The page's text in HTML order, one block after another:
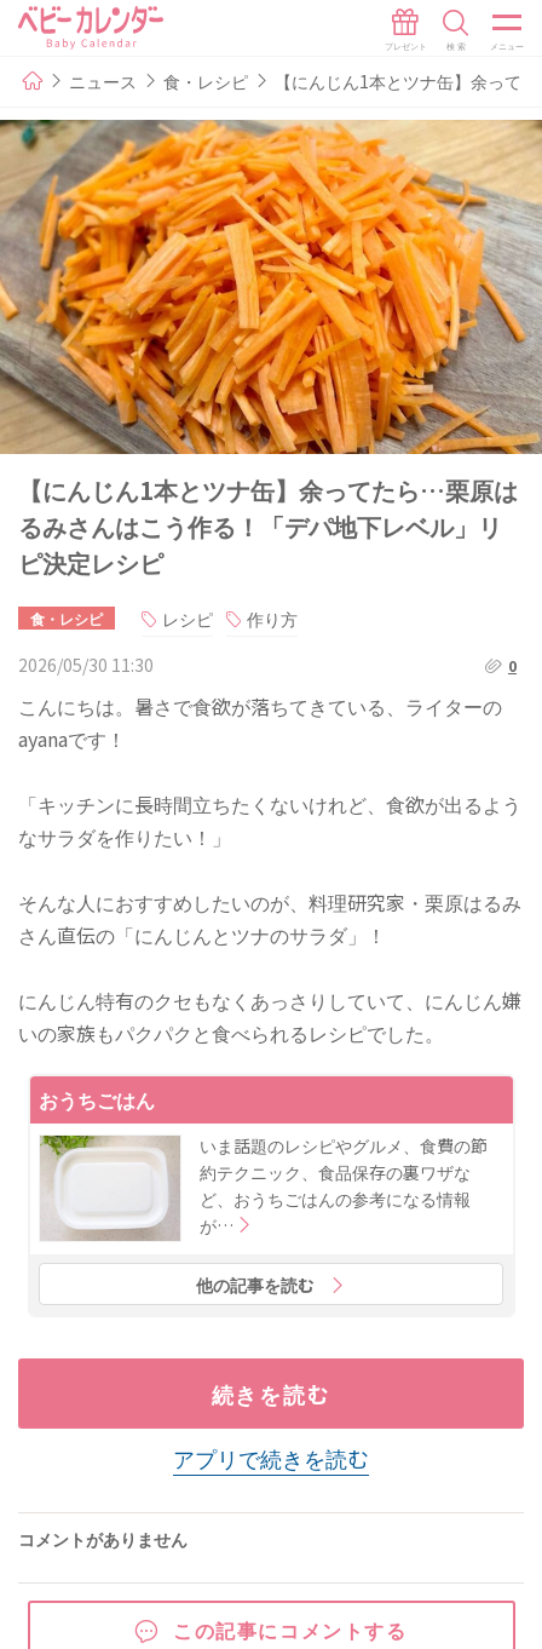
ニュース 食・レシピ 【にんじん1本とツナ缶】余って
【にんじん1本とツナ缶】余ってたら…栗原は
るみさんはこう作る！「デパ地下レベル」リ
ピ決定レシピ
食・レシピ レシピ
作り方
2026/05/30 11:30
0
こんにちは。暑さで食欲が落ちてきている、ライターの
ayanaです！
「キッチンに長時間立ちたくないけれど、食欲が出るよう
なサラダを作りたい！」
そんな人におすすめしたいのが、料理研究家・栗原はるみ
さん直伝の「にんじんとツナのサラダ」！
にんじん特有のクセもなくあっさりしていて、にんじん嫌
いの家族もパクパクと食べられるレシピでした。
おうちごはん
いま話題のレシピやグルメ、食費の節
約テクニック、食品保存の裏ワザな
ど、おうちごはんの参考になる情報
が…
他の記事を読む
続きを読む
アプリで続きを読む
コメントがありません
この記事にコメントする